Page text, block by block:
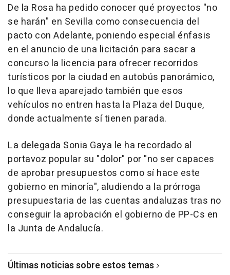
De la Rosa ha pedido conocer qué proyectos "no
se harán" en Sevilla como consecuencia del
pacto con Adelante, poniendo especial énfasis
en el anuncio de una licitación para sacar a
concurso la licencia para ofrecer recorridos
turísticos por la ciudad en autobús panorámico,
lo que lleva aparejado también que esos
vehículos no entren hasta la Plaza del Duque,
donde actualmente sí tienen parada.
La delegada Sonia Gaya le ha recordado al
portavoz popular su "dolor" por "no ser capaces
de aprobar presupuestos como sí hace este
gobierno en minoría", aludiendo a la prórroga
presupuestaria de las cuentas andaluzas tras no
conseguir la aprobación el gobierno de PP-Cs en
la Junta de Andalucía.
Últimas noticias sobre estos temas